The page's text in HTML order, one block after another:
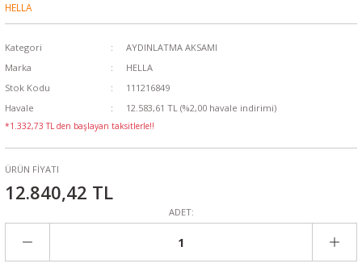
HELLA
Kategori
AYDINLATMA AKSAMI
Marka
HELLA
Stok Kodu
111216849
Havale
12.583,61 TL (%2,00 havale indirimi)
*1.332,73 TL den başlayan taksitlerle!!
ÜRÜN FİYATI
12.840,42 TL
ADET: